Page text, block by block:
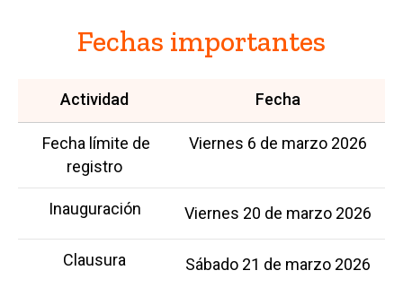
Fechas importantes
Actividad Fecha
Fecha límite de
registro
Viernes 6 de marzo 2026
Inauguración Viernes 20 de marzo 2026
Clausura Sábado 21 de marzo 2026